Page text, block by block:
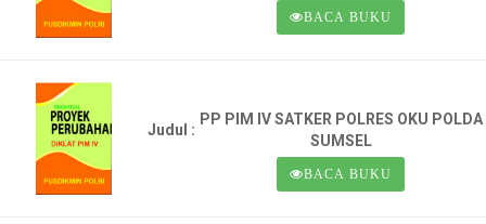
BACA BUKU
Judul :
PP PIM IV SATKER POLRES OKU POLDA
SUMSEL
BACA BUKU